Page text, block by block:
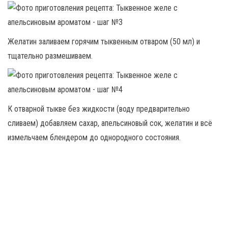
Желатин заливаем горячим тыквенным отваром (50 мл) и
тщательно размешиваем.
К отварной тыкве без жидкости (воду предварительно
сливаем) добавляем сахар, апельсиновый сок, желатин и всё
измельчаем блендером до однородного состояния.